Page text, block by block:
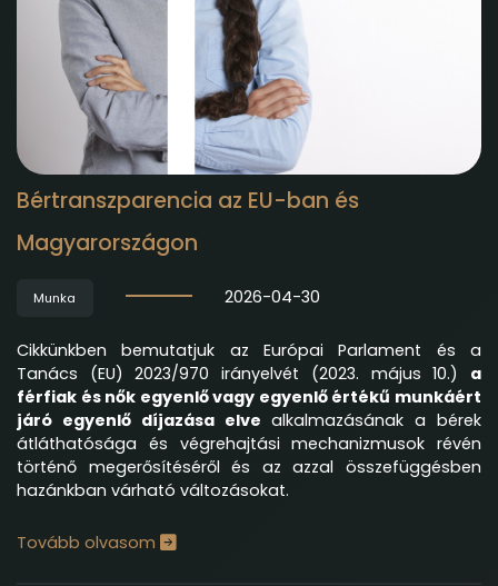
Bértranszparencia az EU-ban és
Magyarországon
Munka 2026-04-30
Cikkünkben bemutatjuk az Európai Parlament és a
Tanács (EU) 2023/970 irányelvét (2023. május 10.) a
férfiak és nők egyenlő vagy egyenlő értékű munkáért
járó egyenlő díjazása elve alkalmazásának a bérek
átláthatósága és végrehajtási mechanizmusok révén
történő megerősítéséről és az azzal összefüggésben
hazánkban várható változásokat.
Tovább olvasom